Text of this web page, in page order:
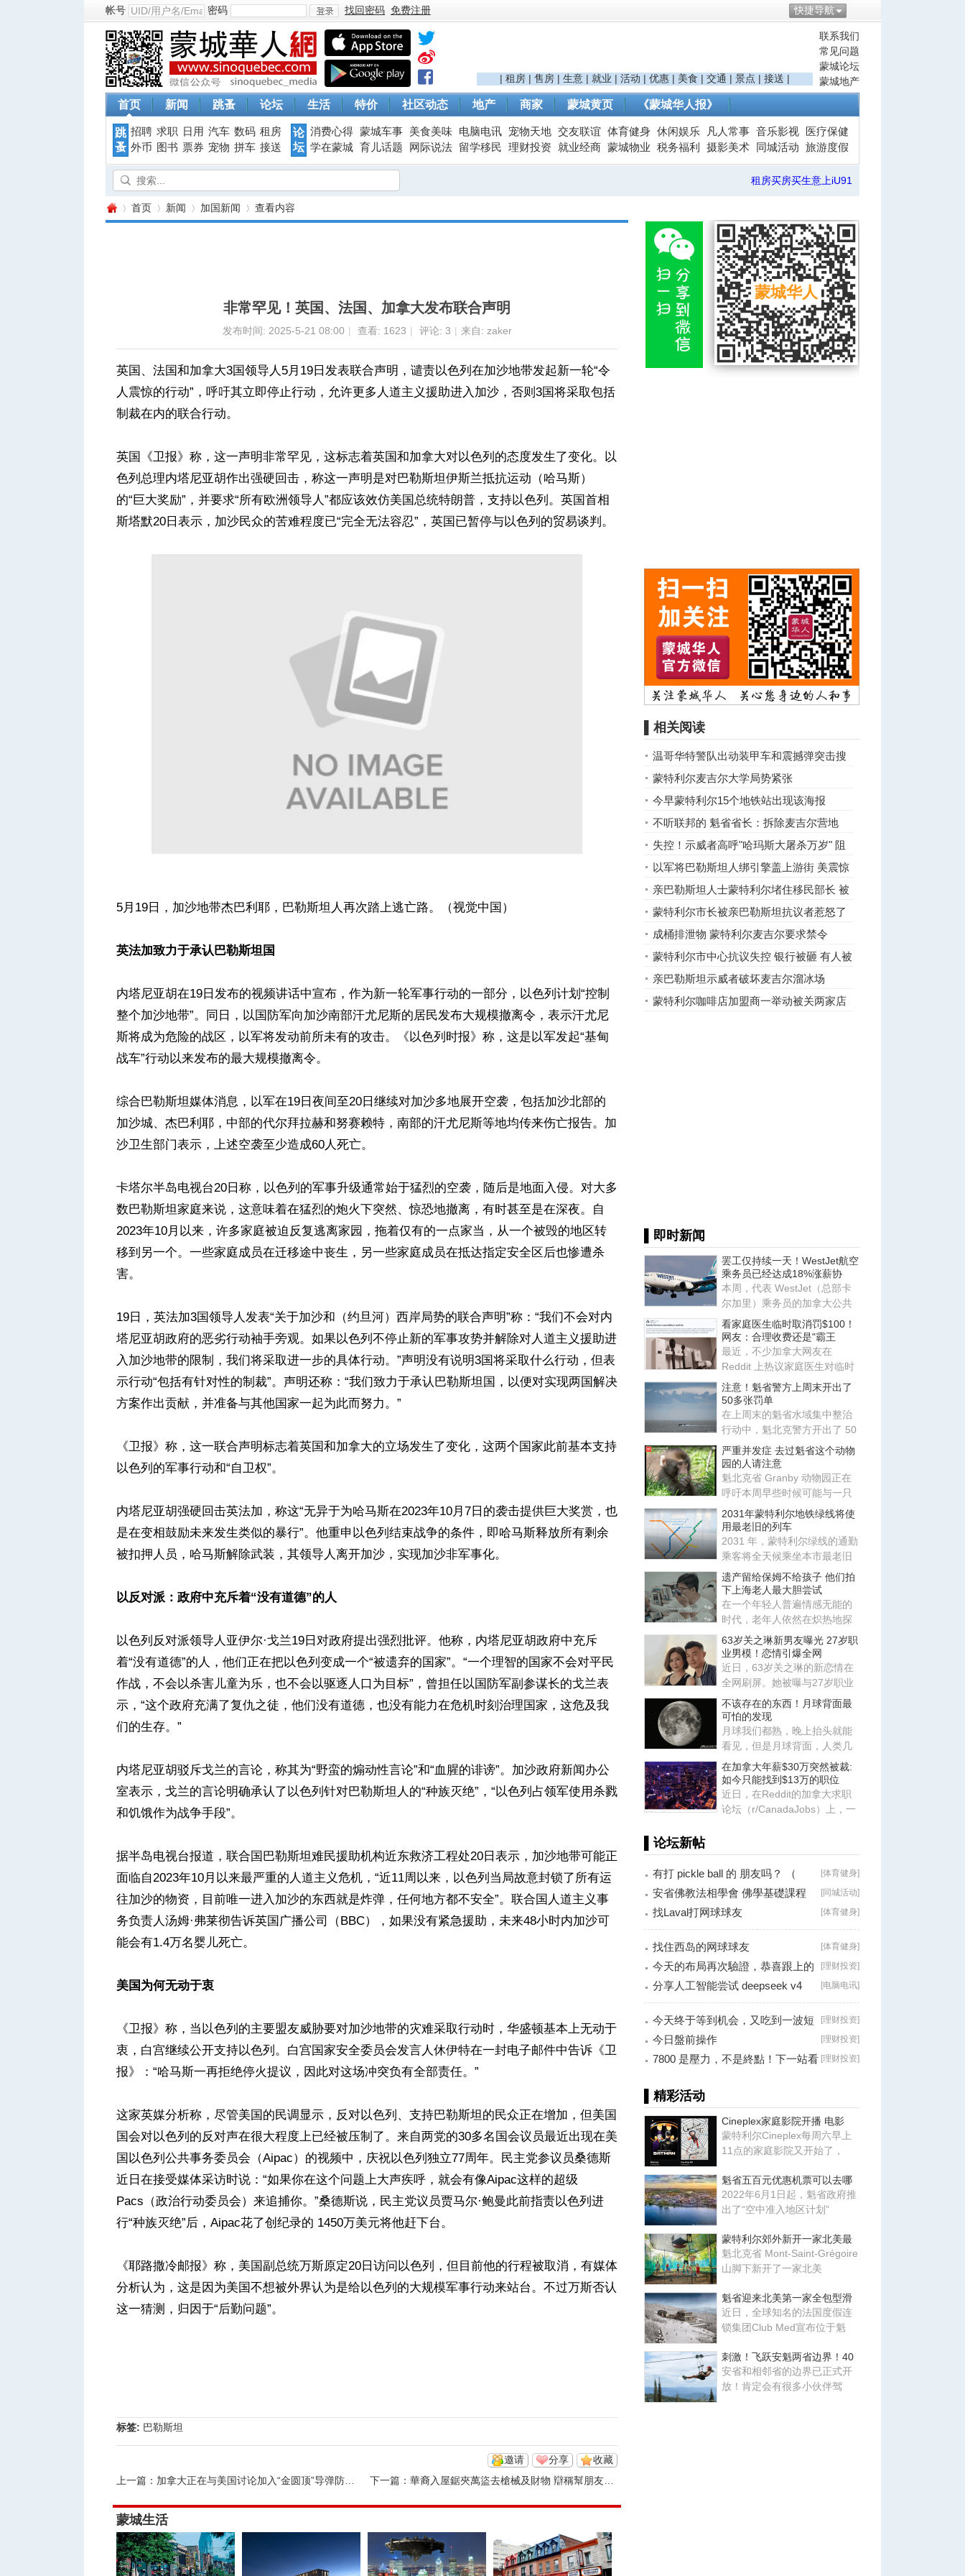
快捷导航
帐号 密码
登
录
找回密码 免费注册
联系我们
常见问题
蒙城论坛
蒙城地产
| 租房 | 售房 | 生意 | 就业 | 活动 | 优惠 | 美食 | 交通 | 景点 | 接送 |
首页 新闻 跳蚤 论坛 生活 特价 社区动态 地产 商家 蒙城黄页 《蒙城华人报》
跳
蚤
招聘 求职 日用 汽车 数码 租房
外币
图书 票券 宠物 拼车 接送
论
坛
消费心得 蒙城车事 美食美味 电脑电讯 宠物天地 交友联谊 体育健身 休闲娱乐 凡人常事 音乐影视
医疗保健
学在蒙城 育儿话题 网际说法 留学移民 理财投资 就业经商 蒙城物业 税务福利 摄影美术 同城活动 旅游度假
租房买房买生意上iU91
首页 新闻 加国新闻 查看内容
非常罕见！英国、法国、加拿大发布联合声明
发布时间: 2025-5-21 08:00 | 查看: 1623 | 评论: 3 | 来自: zaker
英国、法国和加拿大3国领导人5月19日发表联合声明，谴责以色列在加沙地带发起新一轮“令
人震惊的行动”，呼吁其立即停止行动，允许更多人道主义援助进入加沙，否则3国将采取包括
制裁在内的联合行动。
英国《卫报》称，这一声明非常罕见，这标志着英国和加拿大对以色列的态度发生了变化。以
色列总理内塔尼亚胡作出强硬回击，称这一声明是对巴勒斯坦伊斯兰抵抗运动（哈马斯）
的“巨大奖励”，并要求“所有欧洲领导人”都应该效仿美国总统特朗普，支持以色列。英国首相
斯塔默20日表示，加沙民众的苦难程度已“完全无法容忍”，英国已暂停与以色列的贸易谈判。
5月19日，加沙地带杰巴利耶，巴勒斯坦人再次踏上逃亡路。（视觉中国）
英法加致力于承认巴勒斯坦国
内塔尼亚胡在19日发布的视频讲话中宣布，作为新一轮军事行动的一部分，以色列计划“控制
整个加沙地带”。同日，以国防军向加沙南部汗尤尼斯的居民发布大规模撤离令，表示汗尤尼
斯将成为危险的战区，以军将发动前所未有的攻击。《以色列时报》称，这是以军发起“基甸
战车”行动以来发布的最大规模撤离令。
综合巴勒斯坦媒体消息，以军在19日夜间至20日继续对加沙多地展开空袭，包括加沙北部的
加沙城、杰巴利耶，中部的代尔拜拉赫和努赛赖特，南部的汗尤尼斯等地均传来伤亡报告。加
沙卫生部门表示，上述空袭至少造成60人死亡。
卡塔尔半岛电视台20日称，以色列的军事升级通常始于猛烈的空袭，随后是地面入侵。对大多
数巴勒斯坦家庭来说，这意味着在猛烈的炮火下突然、惊恐地撤离，有时甚至是在深夜。自
2023年10月以来，许多家庭被迫反复逃离家园，拖着仅有的一点家当，从一个被毁的地区转
移到另一个。一些家庭成员在迁移途中丧生，另一些家庭成员在抵达指定安全区后也惨遭杀
害。
19日，英法加3国领导人发表“关于加沙和（约旦河）西岸局势的联合声明”称：“我们不会对内
塔尼亚胡政府的恶劣行动袖手旁观。如果以色列不停止新的军事攻势并解除对人道主义援助进
入加沙地带的限制，我们将采取进一步的具体行动。”声明没有说明3国将采取什么行动，但表
示行动“包括有针对性的制裁”。声明还称：“我们致力于承认巴勒斯坦国，以便对实现两国解决
方案作出贡献，并准备与其他国家一起为此而努力。”
《卫报》称，这一联合声明标志着英国和加拿大的立场发生了变化，这两个国家此前基本支持
以色列的军事行动和“自卫权”。
内塔尼亚胡强硬回击英法加，称这“无异于为哈马斯在2023年10月7日的袭击提供巨大奖赏，也
是在变相鼓励未来发生类似的暴行”。他重申以色列结束战争的条件，即哈马斯释放所有剩余
被扣押人员，哈马斯解除武装，其领导人离开加沙，实现加沙非军事化。
以反对派：政府中充斥着“没有道德”的人
以色列反对派领导人亚伊尔·戈兰19日对政府提出强烈批评。他称，内塔尼亚胡政府中充斥
着“没有道德”的人，他们正在把以色列变成一个“被遗弃的国家”。“一个理智的国家不会对平民
作战，不会以杀害儿童为乐，也不会以驱逐人口为目标”，曾担任以国防军副参谋长的戈兰表
示，“这个政府充满了复仇之徒，他们没有道德，也没有能力在危机时刻治理国家，这危及我
们的生存。”
内塔尼亚胡驳斥戈兰的言论，称其为“野蛮的煽动性言论”和“血腥的诽谤”。加沙政府新闻办公
室表示，戈兰的言论明确承认了以色列针对巴勒斯坦人的“种族灭绝”，“以色列占领军使用杀戮
和饥饿作为战争手段”。
据半岛电视台报道，联合国巴勒斯坦难民援助机构近东救济工程处20日表示，加沙地带可能正
面临自2023年10月以来最严重的人道主义危机，“近11周以来，以色列当局故意封锁了所有运
往加沙的物资，目前唯一进入加沙的东西就是炸弹，任何地方都不安全”。联合国人道主义事
务负责人汤姆·弗莱彻告诉英国广播公司（BBC），如果没有紧急援助，未来48小时内加沙可
能会有1.4万名婴儿死亡。
美国为何无动于衷
《卫报》称，当以色列的主要盟友威胁要对加沙地带的灾难采取行动时，华盛顿基本上无动于
衷，白宫继续公开支持以色列。白宫国家安全委员会发言人休伊特在一封电子邮件中告诉《卫
报》：“哈马斯一再拒绝停火提议，因此对这场冲突负有全部责任。”
这家英媒分析称，尽管美国的民调显示，反对以色列、支持巴勒斯坦的民众正在增加，但美国
国会对以色列的反对声在很大程度上已经被压制了。来自两党的30多名国会议员最近出现在美
国以色列公共事务委员会（Aipac）的视频中，庆祝以色列独立77周年。民主党参议员桑德斯
近日在接受媒体采访时说：“如果你在这个问题上大声疾呼，就会有像Aipac这样的超级
Pacs（政治行动委员会）来追捕你。”桑德斯说，民主党议员贾马尔·鲍曼此前指责以色列进
行“种族灭绝”后，Aipac花了创纪录的 1450万美元将他赶下台。
《耶路撒冷邮报》称，美国副总统万斯原定20日访问以色列，但目前他的行程被取消，有媒体
分析认为，这是因为美国不想被外界认为是给以色列的大规模军事行动来站台。不过万斯否认
这一猜测，归因于“后勤问题”。
标签: 巴勒斯坦
收藏
分享
邀请
上一篇： 加拿大正在与美国讨论加入“金圆顶”导弹防御计划 下一篇： 華裔入屋鋸夾萬盜去槍械及財物 辯稱幫朋友搬屋
蒙城生活
▌相关阅读
温哥华特警队出动装甲车和震撼弹突击搜
捕亲巴恐怖组织领袖 ...
蒙特利尔麦吉尔大学局势紧张
今早蒙特利尔15个地铁站出现该海报
不听联邦的 魁省省长：拆除麦吉尔营地
失控！示威者高呼"哈玛斯大屠杀万岁" 阻
犹太学生入校 ...
以军将巴勒斯坦人绑引擎盖上游街 美震惊
说重话
亲巴勒斯坦人士蒙特利尔堵住移民部长 被
控
蒙特利尔市长被亲巴勒斯坦抗议者惹怒了
成桶排泄物 蒙特利尔麦吉尔要求禁令
蒙特利尔市中心抗议失控 银行被砸 有人被
捕
亲巴勒斯坦示威者破坏麦吉尔溜冰场
蒙特利尔咖啡店加盟商一举动被关两家店
▌即时新闻
罢工仅持续一天！WestJet航空
乘务员已经达成18%涨薪协
本周，代表 WestJet（总部卡
尔加里）乘务员的加拿大公共
雇员工会（CUPE）公布新合约
初
看家庭医生临时取消罚$100！
网友：合理收费还是"霸王
最近，不少加拿大网友在
Reddit 上热议家庭医生对临时
取消预约收取费用，发现如今
大部
注意！魁省警方上周末开出了
50多张罚单
在上周末的魁省水域集中整治
行动中，魁北克警方开出了 50
多张罚单，并逮捕了 3 名酒
严重并发症 去过魁省这个动物
园的人请注意
魁北克省 Granby 动物园正在
呼吁本周早些时候可能与一只
日本猕猴发生过肢体接触的游
客
2031年蒙特利尔地铁绿线将使
用最老旧的列车
2031 年，蒙特利尔绿线的通勤
乘客将全天候乘坐本市最老旧
的地铁列车，因为蒙特利尔交
遗产留给保姆不给孩子 他们拍
下上海老人最大胆尝试
在一个年轻人普遍情感无能的
时代，老年人依然在炽热地探
索各种关系，他们鲜活的一面
也
63岁关之琳新男友曝光 27岁职
业男模！恋情引爆全网
近日，63岁关之琳的新恋情在
全网刷屏。她被曝与27岁职业
男模Johan相恋，两人有着惊
人
不该存在的东西！月球背面最
可怕的发现
月球我们都熟，晚上抬头就能
看见，但是月球背面，人类几
千年来从来没见过，因为月球
被
在加拿大年薪$30万突然被裁:
如今只能找到$13万的职位
近日，在Reddit的加拿大求职
论坛（r/CanadaJobs）上，一
▌论坛新帖
[体育健身]
有打 pickle ball 的 朋友吗？ （
Brossard
[同城活动]
安省佛教法相學會 佛學基礎課程
（第二十八
[体育健身]
找Laval打网球球友
[体育健身]
找住西岛的网球球友
[理财投资]
今天的布局再次驗證，恭喜跟上的
朋友！
[电脑电讯]
分享人工智能尝试 deepseek v4
falsh, 据说
[理财投资]
今天终于等到机会，又吃到一波短
线利润！
[理财投资]
今日盤前操作
[理财投资]
7800 是壓力，不是終點！下一站看
▌精彩活动
Cineplex家庭影院开播 电影
蒙特利尔Cineplex每周六早上
11点的家庭影院又开始了，
魁省五百元优惠机票可以去哪
2022年6月1日起，魁省政府推
出了“空中准入地区计划”
蒙特利尔郊外新开一家北美最
魁北克省 Mont-Saint-Grégoire
山脚下新开了一家北美
魁省迎来北美第一家全包型滑
近日，全球知名的法国度假连
锁集团Club Med宣布位于魁
刺激！飞跃安魁两省边界！40
安省和相邻省的边界已正式开
放！肯定会有很多小伙伴驾